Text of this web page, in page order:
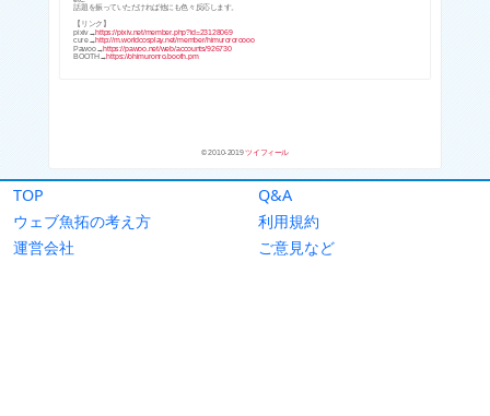
TOP
Q&A
ウェブ魚拓の考え方
利用規約
運営会社
ご意見など